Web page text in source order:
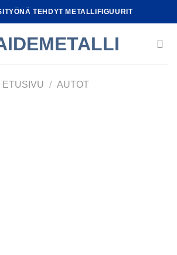
TEHDYT METALLIFIGUURIT
ETUSIVU / AUTOT